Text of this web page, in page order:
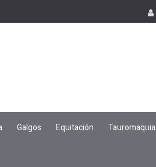
Galgos Equitación Tauromaquia